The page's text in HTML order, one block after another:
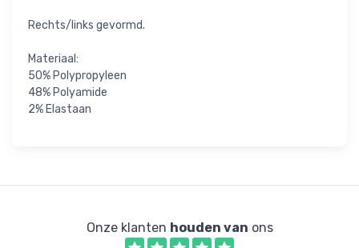
Rechts/links gevormd.
Materiaal:
50% Polypropyleen
48% Polyamide
2% Elastaan
Onze klanten houden van ons